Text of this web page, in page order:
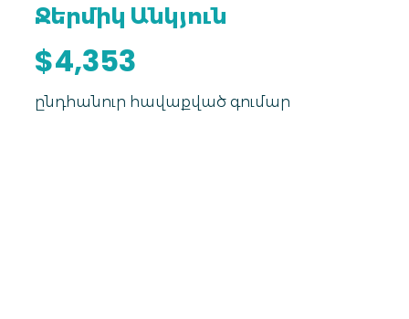
ընդհանուր հավաքված գումար
Ջերմիկ Անկյուն
$4,353